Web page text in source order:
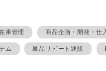
庫管理 商品企画・開発・仕
ム 単品リピート通販